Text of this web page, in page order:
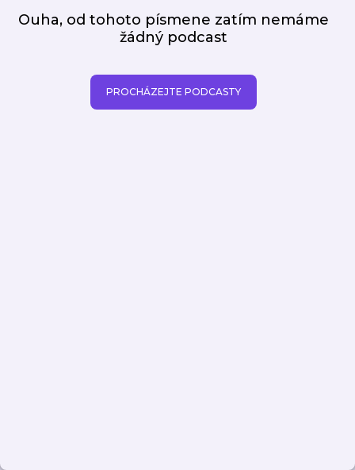
Ouha, od tohoto písmene zatím nemáme
žádný podcast
PROCHÁZEJTE PODCASTY